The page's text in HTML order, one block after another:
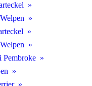
Pembroke